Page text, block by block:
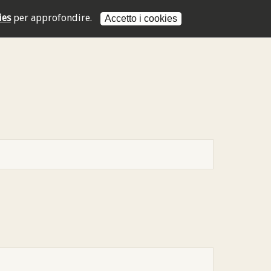
per approfondire. Accetto i cookies